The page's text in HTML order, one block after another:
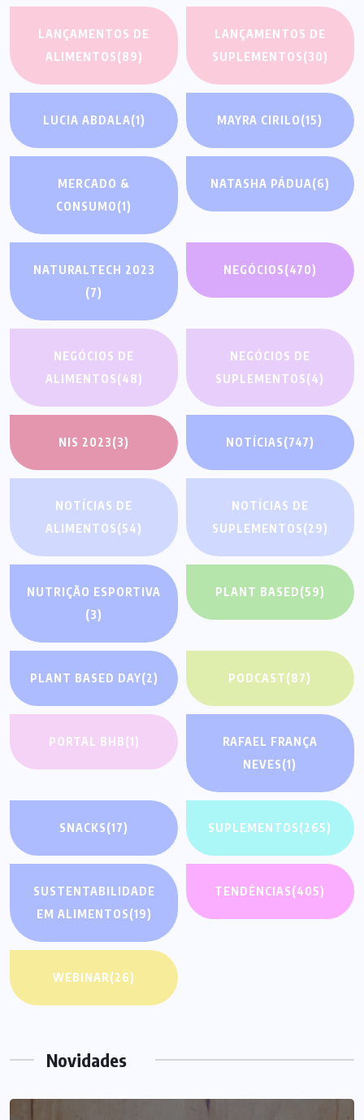
LANÇAMENTOS DE
ALIMENTOS(89)
LANÇAMENTOS DE
SUPLEMENTOS(30)
LUCIA ABDALA(1) MAYRA CIRILO(15)
MERCADO &
CONSUMO(1)
NATASHA PÁDUA(6)
NATURALTECH 2023
(7)
NEGÓCIOS(470)
NEGÓCIOS DE
ALIMENTOS(48)
NEGÓCIOS DE
SUPLEMENTOS(4)
NIS 2023(3) NOTÍCIAS(747)
NOTÍCIAS DE
ALIMENTOS(54)
NOTÍCIAS DE
SUPLEMENTOS(29)
NUTRIÇÃO ESPORTIVA
(3)
PLANT BASED(59)
PLANT BASED DAY(2) PODCAST(87)
PORTAL BHB(1)
RAFAEL FRANÇA
NEVES(1)
SNACKS(17) SUPLEMENTOS(265)
SUSTENTABILIDADE
EM ALIMENTOS(19)
TENDÊNCIAS(405)
WEBINAR(26)
Novidades